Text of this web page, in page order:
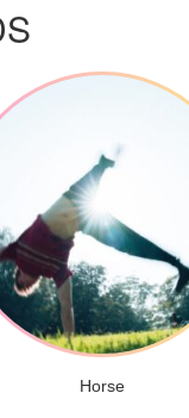
Horse